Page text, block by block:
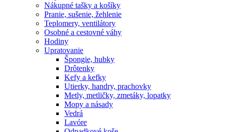
Nákupné tašky a košíky
Pranie, sušenie, žehlenie
Teplomery, ventilátory
Osobné a cestovné váhy
Hodiny
Upratovanie
Špongie, hubky
Drôtenky
Kefy a kefky
Utierky, handry, prachovky
Metly, metličky, zmetáky, lopatky
Mopy a násady
Vedrá
Lavóre